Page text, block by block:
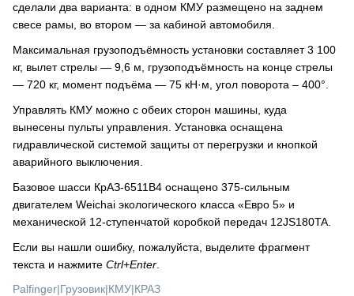
сделали два варианта: в одном КМУ размещено на заднем
свесе рамы, во втором — за кабиной автомобиля.
Максимальная грузоподъёмность установки составляет 3 100
кг, вылет стрелы — 9,6 м, грузоподъёмность на конце стрелы
— 720 кг, момент подъёма — 75 кН·м, угол поворота – 400°.
Управлять КМУ можно с обеих сторон машины, куда
вынесены пульты управления. Установка оснащена
гидравлической системой защиты от перегрузки и кнопкой
аварийного выключения.
Базовое шасси КрАЗ-6511В4 оснащено 375-сильным
двигателем Weichai экологического класса «Евро 5» и
механической 12-ступенчатой коробкой передач 12JS180TA.
Если вы нашли ошибку, пожалуйста, выделите фрагмент
текста и нажмите Ctrl+Enter
Palfinger|Грузовик|КМУ|КРАЗ